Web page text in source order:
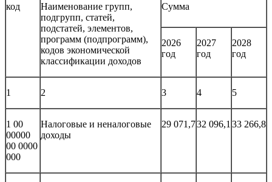
код
Наименование групп,
подгрупп, статей,
подстатей, элементов,
программ (подпрограмм),
кодов экономической
классификации доходов
Сумма
2026
год
2027
год
2028
год
1 2 3 4 5
1 00
00000
00 0000
000
Налоговые и неналоговые
доходы
29 071,732 096,1 33 266,8